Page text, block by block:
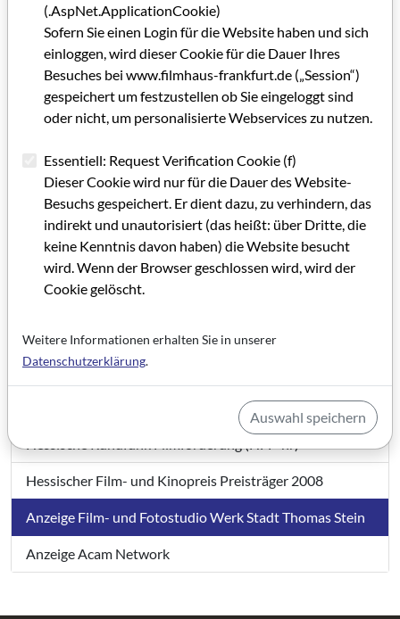
Besonders wertvoll für Zuschauer und Branche
Ein Stück Magie
Landkreis Bergstraße weiterhin im Filmbusiness
engagiert
In die Zukunft gebeamt
Von der Filmschau zum Medienfestival
Die Kameraarbeit im Fokus
Fünf Balken als Erkennungszeichen
Eine bedeutende Library an Land gezogen
Wie produziert man einen Oscar-Preisträger?
Hessischer Film- und Kinopreis Preisträger 2008
Anzeige Film- und Fotostudio Werk Stadt Thomas Stein
Anzeige Acam Network
(.AspNet.ApplicationCookie)
Sofern Sie einen Login für die Website haben und sich
einloggen, wird dieser Cookie für die Dauer Ihres
Besuches bei www.filmhaus-frankfurt.de („Session“)
gespeichert um festzustellen ob Sie eingeloggt sind
oder nicht, um personalisierte Webservices zu nutzen.
Essentiell: Request Verification Cookie (f)
Dieser Cookie wird nur für die Dauer des Website-
Besuchs gespeichert. Er dient dazu, zu verhindern, das
indirekt und unautorisiert (das heißt: über Dritte, die
keine Kenntnis davon haben) die Website besucht
wird. Wenn der Browser geschlossen wird, wird der
Cookie gelöscht.
Weitere Informationen erhalten Sie in unserer
Datenschutzerklärung.
Auswahl speichern